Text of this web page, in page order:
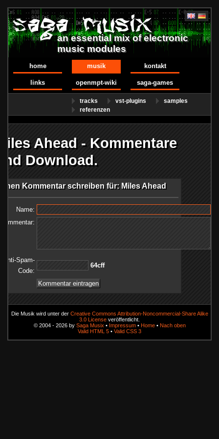
an essential mix of electronic
music modules
home musik kontakt
links openmpt-wiki saga-games
tracks vst-plugins
samples
referenzen
Ahead - Kommentare
Download.
Kommentar schreiben für: Miles Ahead
Name:
Kommentar:
Anti-Spam-
Code:
ffc46
Die Musik wird unter der Creative Commons Attribution-Noncommercial-Share Alike
3.0 License veröffentlicht.
© 2004 - 2026 by Saga Musix • Impressum• Home• Nach oben
Valid HTML 5 • Valid CSS 3